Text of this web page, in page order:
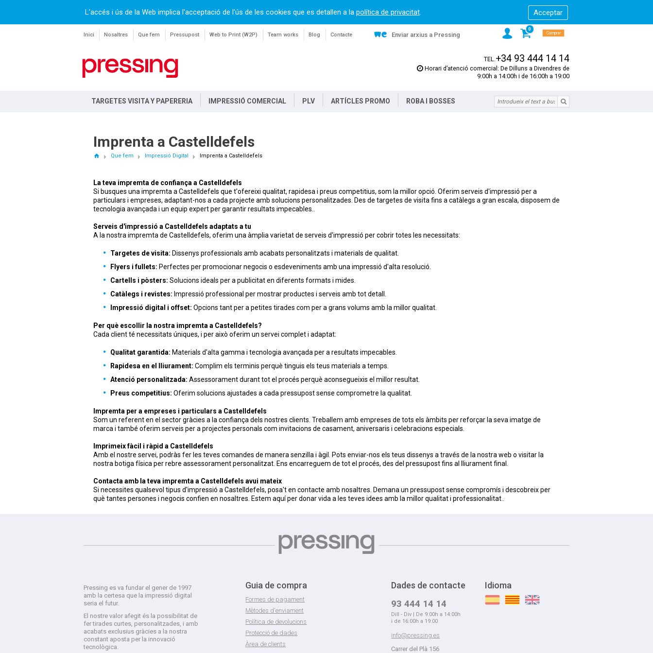
L'accés i ús de la Web implica l'acceptació de l'ús de les cookies que es detallen a la política de privacitat.
Inici Nosaltres Que fem Pressupost Web to Print (W2P) Team works Blog Contacte Enviar arxius a Pressing
0
Comprar
TEL.+34 93 444 14 14
Horari d’atenció comercial: De Dilluns a Divendres de
9:00h a 14:00h i de 16:00h a 19:00
TARGETES VISITA Y PAPERERIA IMPRESSIÓ COMERCIAL PLV ARTÍCLES PROMO ROBA I BOSSES
Imprenta a Castelldefels
Que fem Impressió Digital Imprenta a Castelldefels
La teva impremta de confiança a Castelldefels
Si busques una impremta a Castelldefels que t'ofereixi qualitat, rapidesa i preus competitius, som la millor opció. Oferim serveis d'impressió per a
particulars i empreses, adaptant-nos a cada projecte amb solucions personalitzades. Des de targetes de visita fins a catàlegs a gran escala, disposem de
tecnologia avançada i un equip expert per garantir resultats impecables..
Serveis d'impressió a Castelldefels adaptats a tu
A la nostra impremta de Castelldefels, oferim una àmplia varietat de serveis d'impressió per cobrir totes les necessitats:
Targetes de visita: Dissenys professionals amb acabats personalitzats i materials de qualitat.
Flyers i fullets: Perfectes per promocionar negocis o esdeveniments amb una impressió d'alta resolució.
Cartells i pòsters: Solucions ideals per a publicitat en diferents formats i mides.
Catàlegs i revistes: Impressió professional per mostrar productes i serveis amb tot detall.
Impressió digital i offset: Opcions tant per a petites tirades com per a grans volums amb la millor qualitat.
Per què escollir la nostra impremta a Castelldefels?
Cada client té necessitats úniques, i per això oferim un servei complet i adaptat:
Qualitat garantida: Materials d'alta gamma i tecnologia avançada per a resultats impecables.
Rapidesa en el lliurament: Complim els terminis perquè tinguis els teus materials a temps.
Atenció personalitzada: Assessorament durant tot el procés perquè aconsegueixis el millor resultat.
Preus competitius: Oferim solucions ajustades a cada pressupost sense comprometre la qualitat.
Impremta per a empreses i particulars a Castelldefels
Som un referent en el sector gràcies a la confiança dels nostres clients. Treballem amb empreses de tots els àmbits per reforçar la seva imatge de
marca i també oferim serveis per a projectes personals com invitacions de casament, aniversaris i celebracions especials.
Imprimeix fàcil i ràpid a Castelldefels
Amb el nostre servei, podràs fer les teves comandes de manera senzilla i àgil. Pots enviar-nos els teus dissenys a través de la nostra web o visitar la
nostra botiga física per rebre assessorament personalitzat. Ens encarreguem de tot el procés, des del pressupost fins al lliurament final.
Contacta amb la teva impremta a Castelldefels avui mateix
Si necessites qualsevol tipus d'impressió a Castelldefels, posa't en contacte amb nosaltres. Demana un pressupost sense compromís i descobreix per
què tantes persones i negocis confien en nosaltres. Estem aquí per donar vida a les teves idees amb la millor qualitat i professionalitat..
Pressing es va fundar el gener de 1997
amb la certesa que la impressió digital
seria el futur.
El nostre valor afegit és la possibilitat de
fer tirades curtes, personalitzades, i amb
acabats exclusius gràcies a la nostra
constant aposta per la innovació
tecnològica.
Guia de compra
Formes de pagament
Mètodes d'enviament
Política de devolucions
Protecció de dades
Àrea de clients
Dades de contacte
93 444 14 14
Dill - Div | De 9:00h a 14:00h
i de 16:00h a 19:00
info@pressing.es
Carrer del Plà 156
Idioma